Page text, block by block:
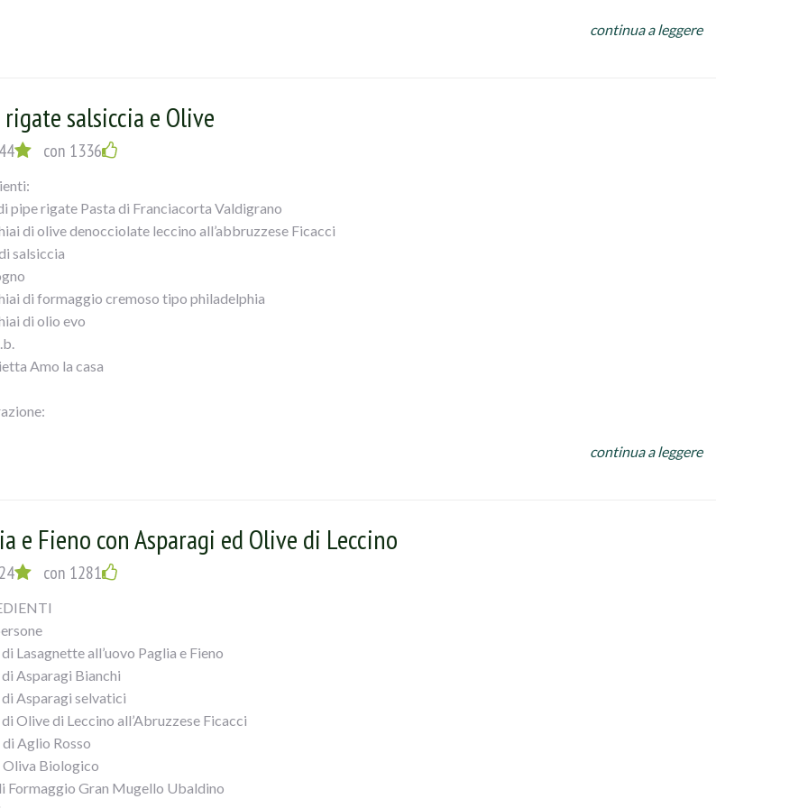
prezzemolo e misto di aglio e peperoncino, bagnarlo con mezzo bicchiere di acqua di cottura del polpo. Fare
continua a leggere
rigate salsiccia e Olive
con 1336
pipe rigate Pasta di Franciacorta Valdigrano
di olive denocciolate leccino all’abbruzzese Ficacci
salsiccia
di formaggio cremoso tipo philadelphia
di olio evo
Amo la casa
minuto, aggiungere le olive e il formaggio e far insaporire un paio di minuti. Intanto lessare la pasta incontinua a leggere
e Fieno con Asparagi ed Olive di Leccino
con 1281
Lasagnette all’uovo Paglia e Fieno
Asparagi Bianchi
Asparagi selvatici
Olive di Leccino all’Abruzzese Ficacci
Aglio Rosso
Biologico
Formaggio Gran Mugello Ubaldino